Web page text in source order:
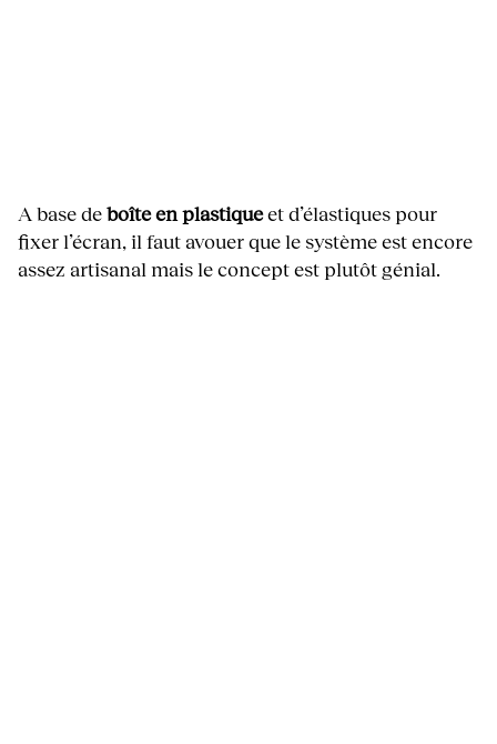
A base deboîte en plastiqueet d’élastiques pour
fixer l’écran, il faut avouer que le système est encore
assez artisanal mais le concept est plutôt génial.